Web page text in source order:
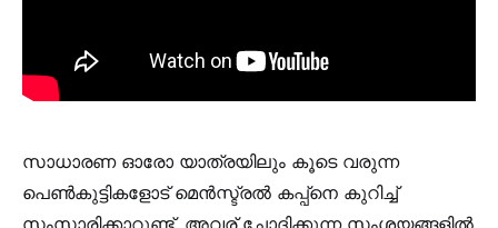
സാധാരണ ഓരോ യാത്രയിലും കൂടെ വരുന്ന
പെൺകുട്ടികളോട് മെൻസ്ട്രൽ കപ്പ്നെ കുറിച്ച്
സംസാരിക്കാറുണ്ട്. അവര് ചോദിക്കുന്ന സംശയങ്ങളിൽ